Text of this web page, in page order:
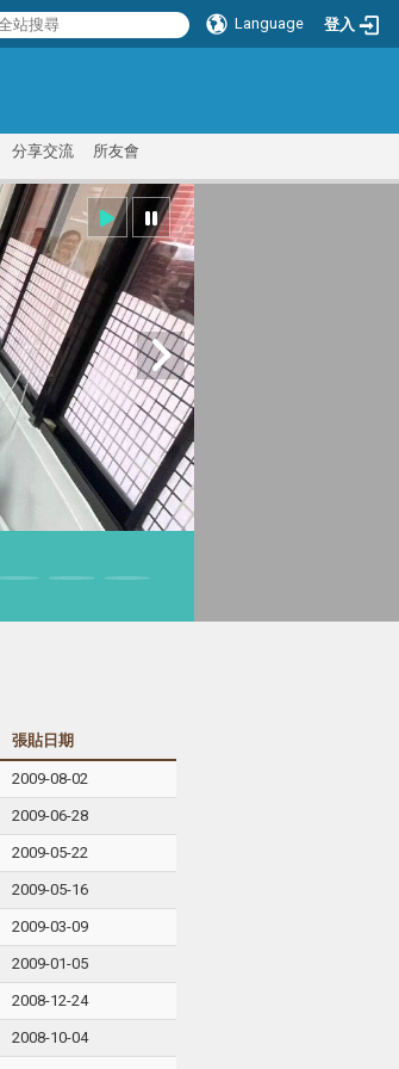
Language 登入
分享交流 所友會
張貼日期
2009-08-02
2009-06-28
2009-05-22
2009-05-16
2009-03-09
2009-01-05
2008-12-24
2008-10-04